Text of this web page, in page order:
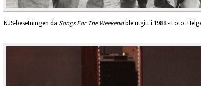
NJS-besetningen da Songs For The Weekendble utgitt i 1988 - Foto: